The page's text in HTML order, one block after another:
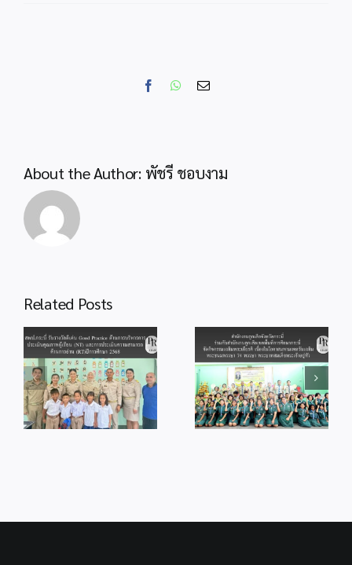
สิบ
ระดับ
ประถม
ศึกษา
ปี
การ
FacebookWhatsApp
Email
About the Author: พัชรี ชอบงาม
Related Postsสำนักงานลูกเสือ
จังหวัดกระบี่ ร่วม
กับสำนักงานลูก
เสือเขตพื้นที่การ
ศึกษากระบี่ จัด
กิจกรรม
เฉลิมพระเกียรติ
เนื่องในโอกาส
มหามงคลวันเฉลิม
จุดเทียนถวาย
พระพรชัยมงคล
แด่พระบาทสมเด็จ
พระเจ้าอยู่หัว
เนื่องในโอกาสวัน
เฉลิม